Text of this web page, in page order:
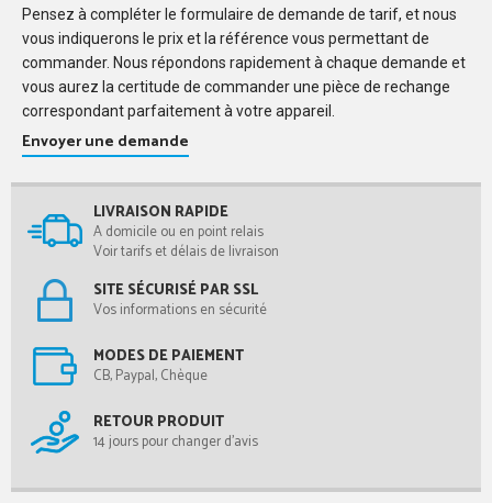
Pensez à compléter le formulaire de demande de tarif, et nous
vous indiquerons le prix et la référence vous permettant de
commander. Nous répondons rapidement à chaque demande et
vous aurez la certitude de commander une pièce de rechange
correspondant parfaitement à votre appareil.
Envoyer une demande
LIVRAISON RAPIDE
A domicile ou en point relais
Voir tarifs et délais de livraison
SITE SÉCURISÉ PAR SSL
Vos informations en sécurité
MODES DE PAIEMENT
CB, Paypal, Chèque
RETOUR PRODUIT
14 jours pour changer d'avis